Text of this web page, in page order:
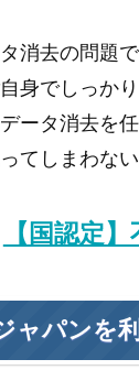
消去の問題
身でしっか
ータ消去を
てしまわな
【国認定
ャパンを